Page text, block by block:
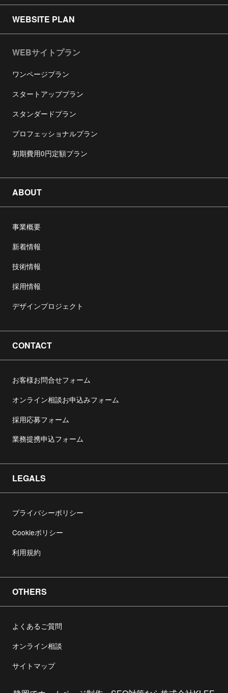
WEBSITE PLAN
WEBサイトプラン
ワンページプラン
スタートアッププラン
スタンダードプラン
プロフェッショナルプラン
初期費用0円定額プラン
ABOUT
事業概要
新着情報
技術情報
採用情報
デザインプロジェクト
CONTACT
お客様お問合せフォーム
オンライン相談お申込みフォーム
採用応募フォーム
業務提携申込フォーム
LEGALS
プライバシーポリシー
Cookieポリシー
利用規約
OTHERS
よくあるご質問
オンライン相談
サイトマップ